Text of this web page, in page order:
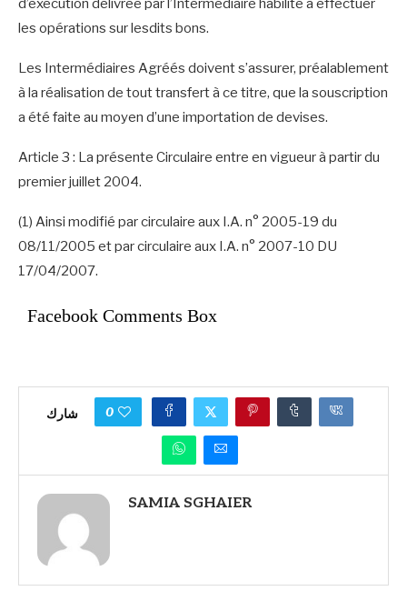
les opérations sur lesdits bons.
Les Intermédiaires Agréés doivent s’assurer, préalablement
à la réalisation de tout transfert à ce titre, que la souscription
a été faite au moyen d’une importation de devises.
Article 3 : La présente Circulaire entre en vigueur à partir du
premier juillet 2004.
(1) Ainsi modifié par circulaire aux I.A. n° 2005-19 du
08/11/2005 et par circulaire aux I.A. n° 2007-10 DU
17/04/2007.
Facebook Comments Box
شارك 0
SAMIA SGHAIER